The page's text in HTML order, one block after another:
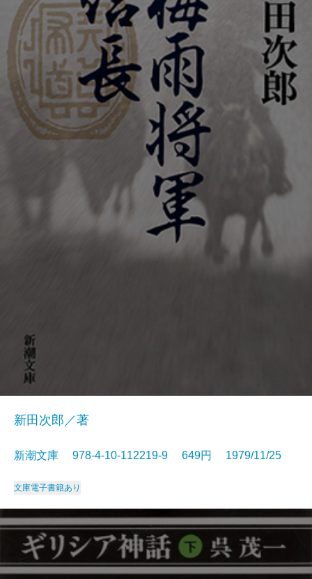
新田次郎／著
新潮文庫 978-4-10-112219-9 649円 1979/11/25
文庫電子書籍あり